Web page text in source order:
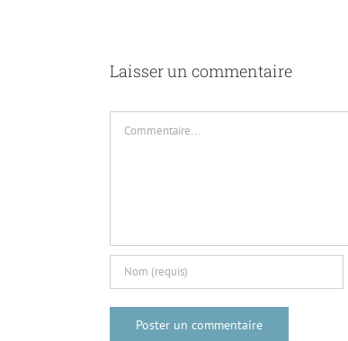
Laisser un commentaire
Commentaire